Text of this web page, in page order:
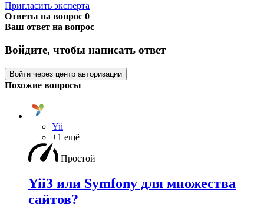
Пригласить эксперта
Ответы на вопрос 0
Ваш ответ на вопрос
Войдите, чтобы написать ответ
Войти через центр авторизации
Похожие вопросы
Yii
+1 ещё
Простой
Yii3 или Symfony для множества
сайтов?